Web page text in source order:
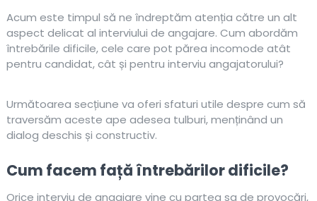
Acum este timpul să ne îndreptăm atenția către un alt
aspect delicat al interviului de angajare. Cum abordăm
întrebările dificile, cele care pot părea incomode atât
pentru candidat, cât și pentru interviu angajatorului?
Următoarea secțiune va oferi sfaturi utile despre cum să
traversăm aceste ape adesea tulburi, menținând un
dialog deschis și constructiv.
Cum facem față întrebărilor dificile?
Orice interviu de angajare vine cu partea sa de provocări,